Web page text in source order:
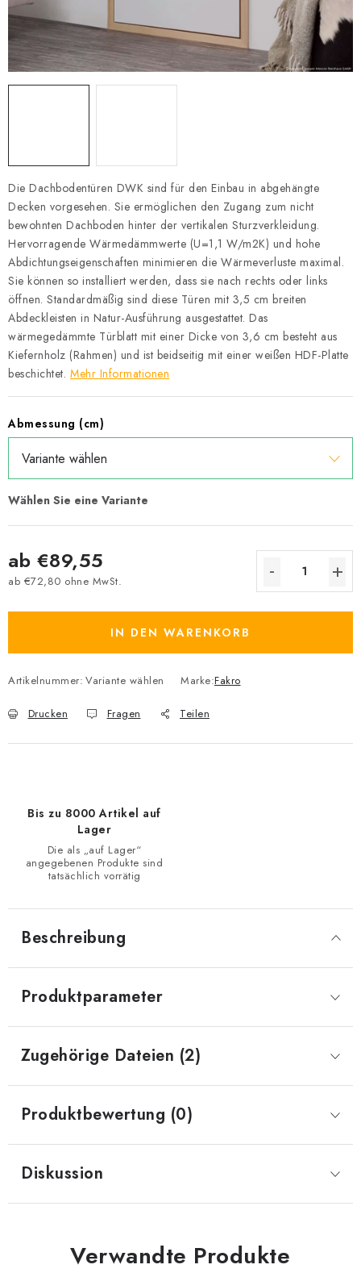
Datenschutzerklärung
Allgemeinen Geschäftsbedingungen
Sitemap von Milpe.sk
Die Dachbodentüren DWK sind für den Einbau in abgehängte
Decken vorgesehen. Sie ermöglichen den Zugang zum nicht
bewohnten Dachboden hinter der vertikalen Sturzverkleidung.
Hervorragende Wärmedämmwerte (U=1,1 W/m2K) und hohe
Abdichtungseigenschaften minimieren die Wärmeverluste maximal.
Sie können so installiert werden, dass sie nach rechts oder links
öffnen. Standardmäßig sind diese Türen mit 3,5 cm breiten
Abdeckleisten in Natur-Ausführung ausgestattet. Das
wärmegedämmte Türblatt mit einer Dicke von 3,6 cm besteht aus
Kiefernholz (Rahmen) und ist beidseitig mit einer weißen HDF-Platte
beschichtet. Mehr Informationen
Abmessung (cm)
ab €89,55
ab €72,80 ohne MwSt.
IN DEN WARENKORB
Artikelnummer: Variante wählen Marke:Fakro
Drucken Fragen Teilen
Bis zu 8000 Artikel auf
Lager
Die als „auf Lager“
angegebenen Produkte sind
tatsächlich vorrätig
Beschreibung
Produktparameter
Zugehörige Dateien (2)
Produktbewertung (0)
Diskussion
Verwandte Produkte